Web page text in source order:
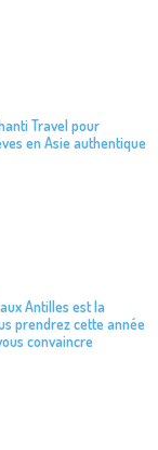
Travel pour
en Asie authentique
Antilles est la
prendrez cette année
convaincre